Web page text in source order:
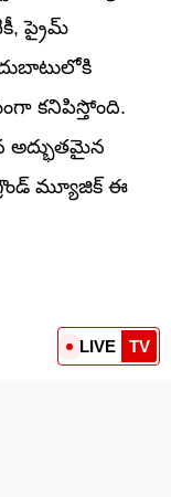
ప్రైమ్
కనిపిస్తోంది.
అద్భుతమైన
మ్యూజిక్ ఈ
LIVE TV